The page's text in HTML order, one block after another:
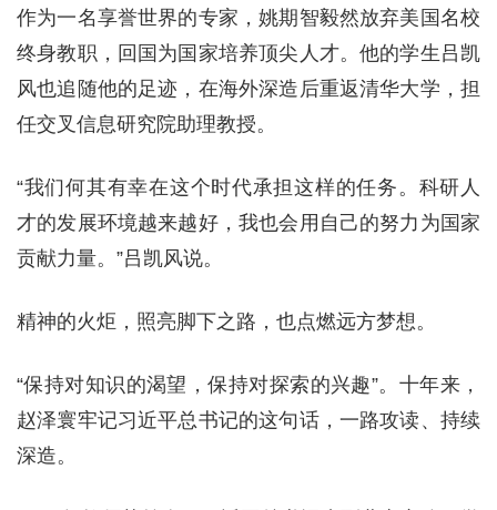
作为一名享誉世界的专家，姚期智毅然放弃美国名校
终身教职，回国为国家培养顶尖人才。他的学生吕凯
风也追随他的足迹，在海外深造后重返清华大学，担
任交叉信息研究院助理教授。
“我们何其有幸在这个时代承担这样的任务。科研人
才的发展环境越来越好，我也会用自己的努力为国家
贡献力量。”吕凯风说。
精神的火炬，照亮脚下之路，也点燃远方梦想。
“保持对知识的渴望，保持对探索的兴趣”。十年来，
赵泽寰牢记习近平总书记的这句话，一路攻读、持续
深造。